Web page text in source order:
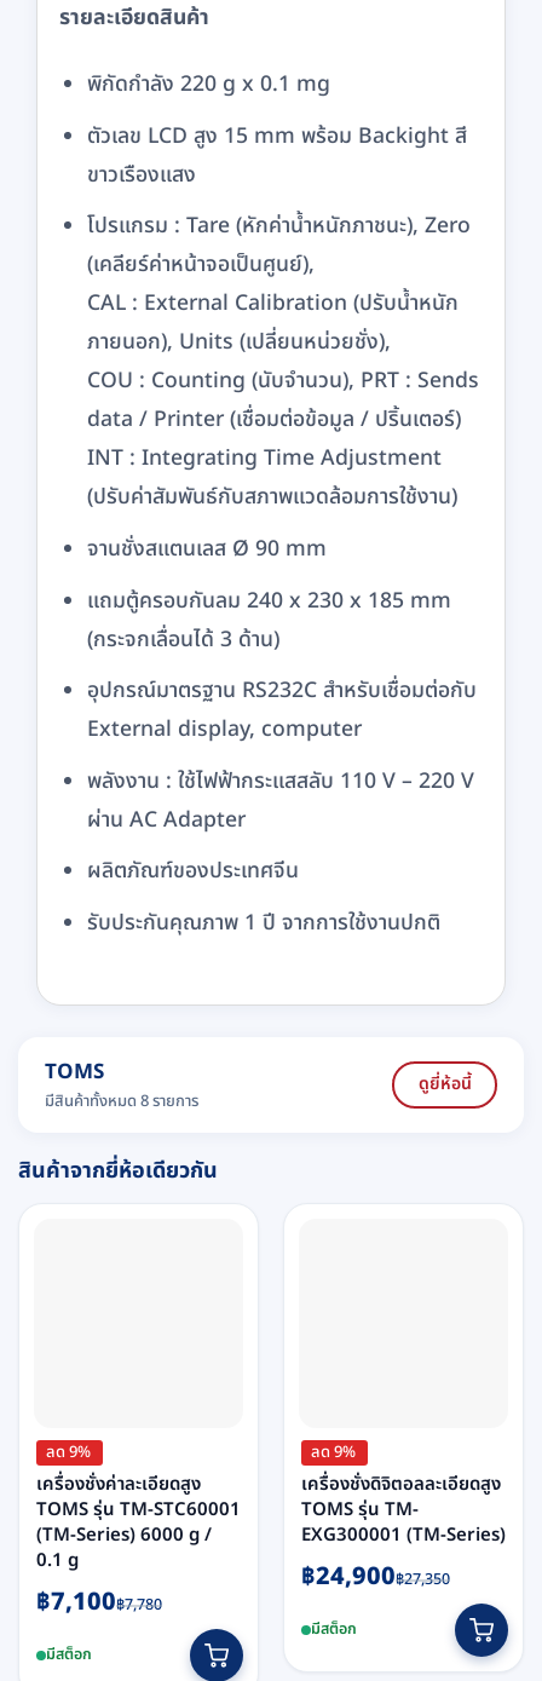
รายละเอียดสินค้า
พิกัดกำลัง 220 g x 0.1 mg
ตัวเลข LCD สูง 15 mm พร้อม Backight สี
ขาวเรืองแสง
โปรแกรม : Tare (หักค่าน้ำหนักภาชนะ), Zero
(เคลียร์ค่าหน้าจอเป็นศูนย์),
CAL : External Calibration (ปรับน้ำหนัก
ภายนอก), Units (เปลี่ยนหน่วยชั่ง),
COU : Counting (นับจำนวน), PRT : Sends
data / Printer (เชื่อมต่อข้อมูล / ปริ้นเตอร์)
INT : Integrating Time Adjustment
(ปรับค่าสัมพันธ์กับสภาพแวดล้อมการใช้งาน)
จานชั่งสแตนเลส Ø 90 mm
แถมตู้ครอบกันลม 240 x 230 x 185 mm
(กระจกเลื่อนได้ 3 ด้าน)
อุปกรณ์มาตรฐาน RS232C สำหรับเชื่อมต่อกับ
External display, computer
พลังงาน : ใช้ไฟฟ้ากระแสสลับ 110 V – 220 V
ผ่าน AC Adapter
ผลิตภัณฑ์ของประเทศจีน
รับประกันคุณภาพ 1 ปี จากการใช้งานปกติ
TOMS
มีสินค้าทั้งหมด 8 รายการ
ดูยี่ห้อนี้
สินค้าจากยี่ห้อเดียวกัน
ลด 9%
เครื่องชั่งค่าละเอียดสูง
TOMS รุ่น TM-STC60001
(TM-Series) 6000 g /
0.1 g
฿7,780
Original
price
was:
฿7,100
Current
price
is:มีสต็อก
ลด 9%
เครื่องชั่งดิจิตอลละเอียดสูง
TOMS รุ่น TM-
EXG300001 (TM-Series)
฿27,350
Original
was:
฿24,900
Current
is:มีสต็อก